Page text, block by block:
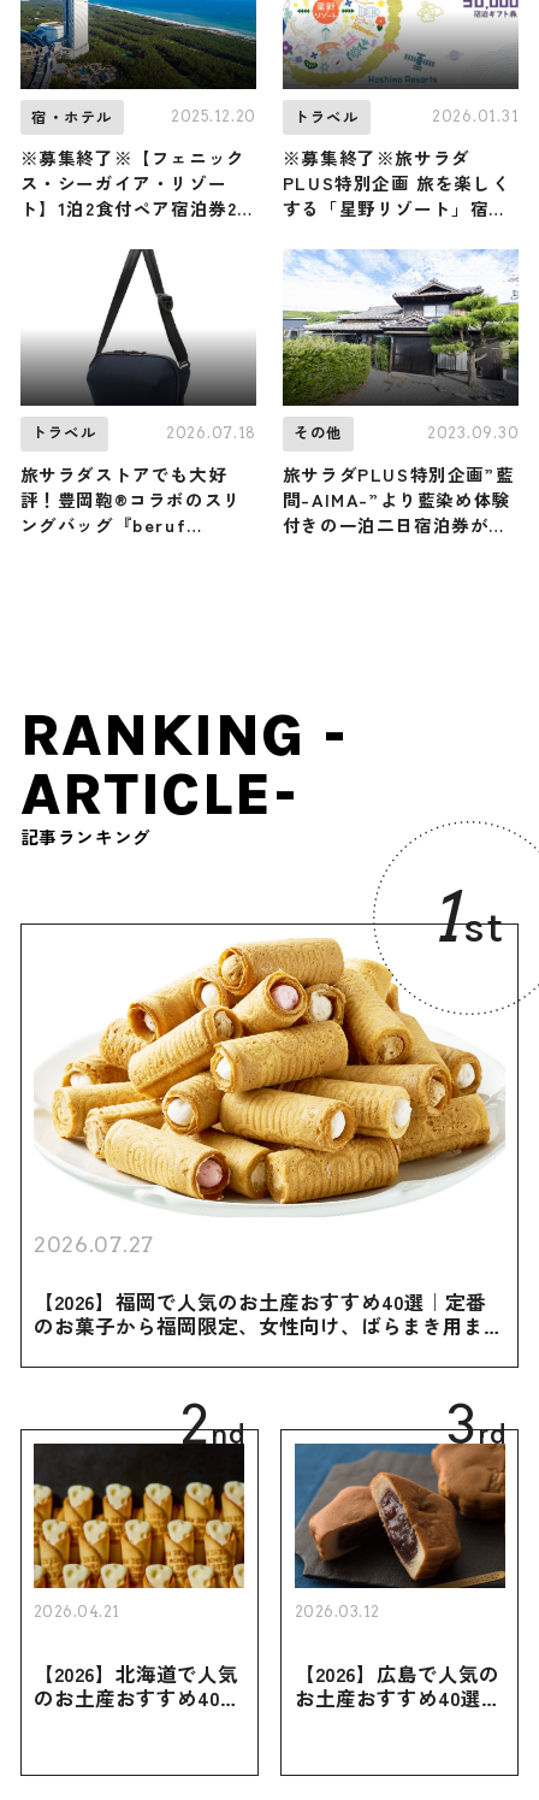
宿・ホテル 2025.12.20
※募集終了※【フェニック
ス・シーガイア・リゾー
ト】1泊2食付ペア宿泊券2組
トラベル 2026.01.31
※募集終了※旅サラダ
PLUS特別企画 旅を楽しく
する「星野リゾート」宿泊
にプレゼント！
トラベル 2026.07.18
旅サラダストアでも大好
評！豊岡鞄®コラボのスリ
ングバッグ『beruf
その他 2023.09.30
旅サラダPLUS特別企画”藍
間-AIMA-”より藍染め体験
付きの一泊二日宿泊券が当
RANKING -
ARTICLE-
記事ランキング
1st
2026.07.27
【2026】福岡で人気のお土産おすすめ40選｜定番
のお菓子から福岡限定、女性向け、ばらまき用まで
2nd
2026.04.21
【2026】北海道で人気
のお土産おすすめ40選
買えない限定品、女性
3rd
2026.03.12
【2026】広島で人気の
お土産おすすめ40選｜
き用、女性向けまで幅